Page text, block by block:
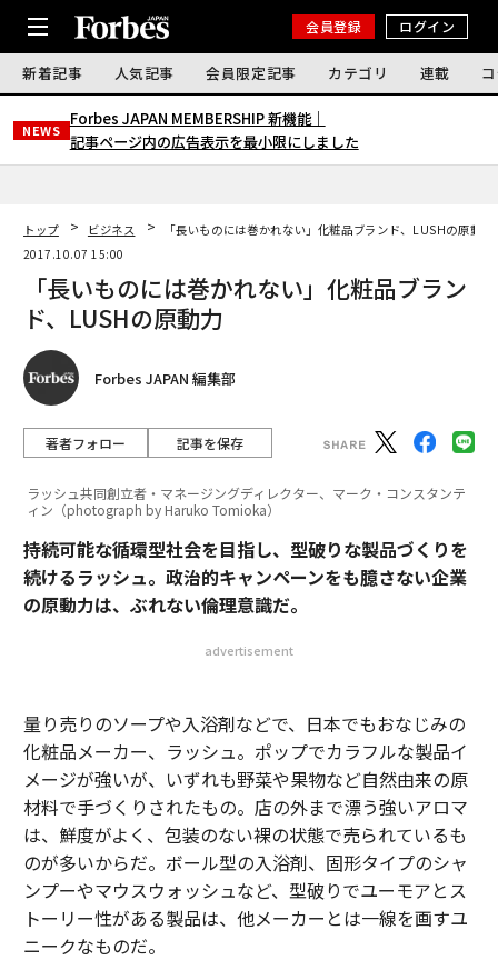
会員登録 ログイン
新着記事 人気記事 会員限定記事 カテゴリ 連載
NEWS
Forbes JAPAN MEMBERSHIP 新機能｜
記事ページ内の広告表示を最小限にしました
トップ ビジネス
「長いものには巻かれない」化粧品ブランド、LUSHの原動力
2017.10.07 15:00
「長いものには巻かれない」化粧品ブラン
ド、LUSHの原動力
Forbes JAPAN 編集部
著者フォロー 記事を保存
ラッシュ共同創立者・マネージングディレクター、マーク・コンスタンテ
ィン（photograph by Haruko Tomioka）
持続可能な循環型社会を目指し、型破りな製品づくりを
続けるラッシュ。政治的キャンペーンをも臆さない企業
の原動力は、ぶれない倫理意識だ。
advertisement
量り売りのソープや入浴剤などで、日本でもおなじみの
化粧品メーカー、ラッシュ。ポップでカラフルな製品イ
メージが強いが、いずれも野菜や果物など自然由来の原
材料で手づくりされたもの。店の外まで漂う強いアロマ
は、鮮度がよく、包装のない裸の状態で売られているも
のが多いからだ。ボール型の入浴剤、固形タイプのシャ
ンプーやマウスウォッシュなど、型破りでユーモアとス
トーリー性がある製品は、他メーカーとは一線を画すユ
ニークなものだ。